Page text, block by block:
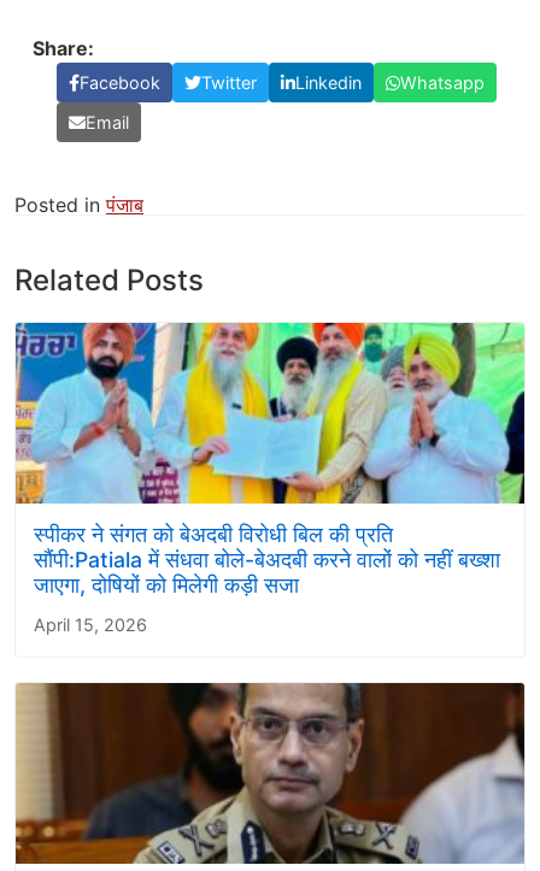
Share:
Facebook Twitter Linkedin
Whatsapp
Email
Posted inपंजाब
Related Posts
स्पीकर ने संगत को बेअदबी विरोधी बिल की प्रति
सौंपी:Patiala में संधवा बोले-बेअदबी करने वालों को नहीं बख्शा
जाएगा, दोषियों को मिलेगी कड़ी सजा
April 15, 2026